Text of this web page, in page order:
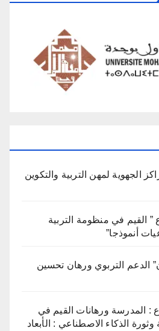
الجهوية لمهن التربية والتكوين
القيم في منظومة التربية
أنموذجا”
الدعم التربوي ورهان تحسين
: المدرسة ورهانات القيم في
الذكاء الاصطناعي : الأبعاد